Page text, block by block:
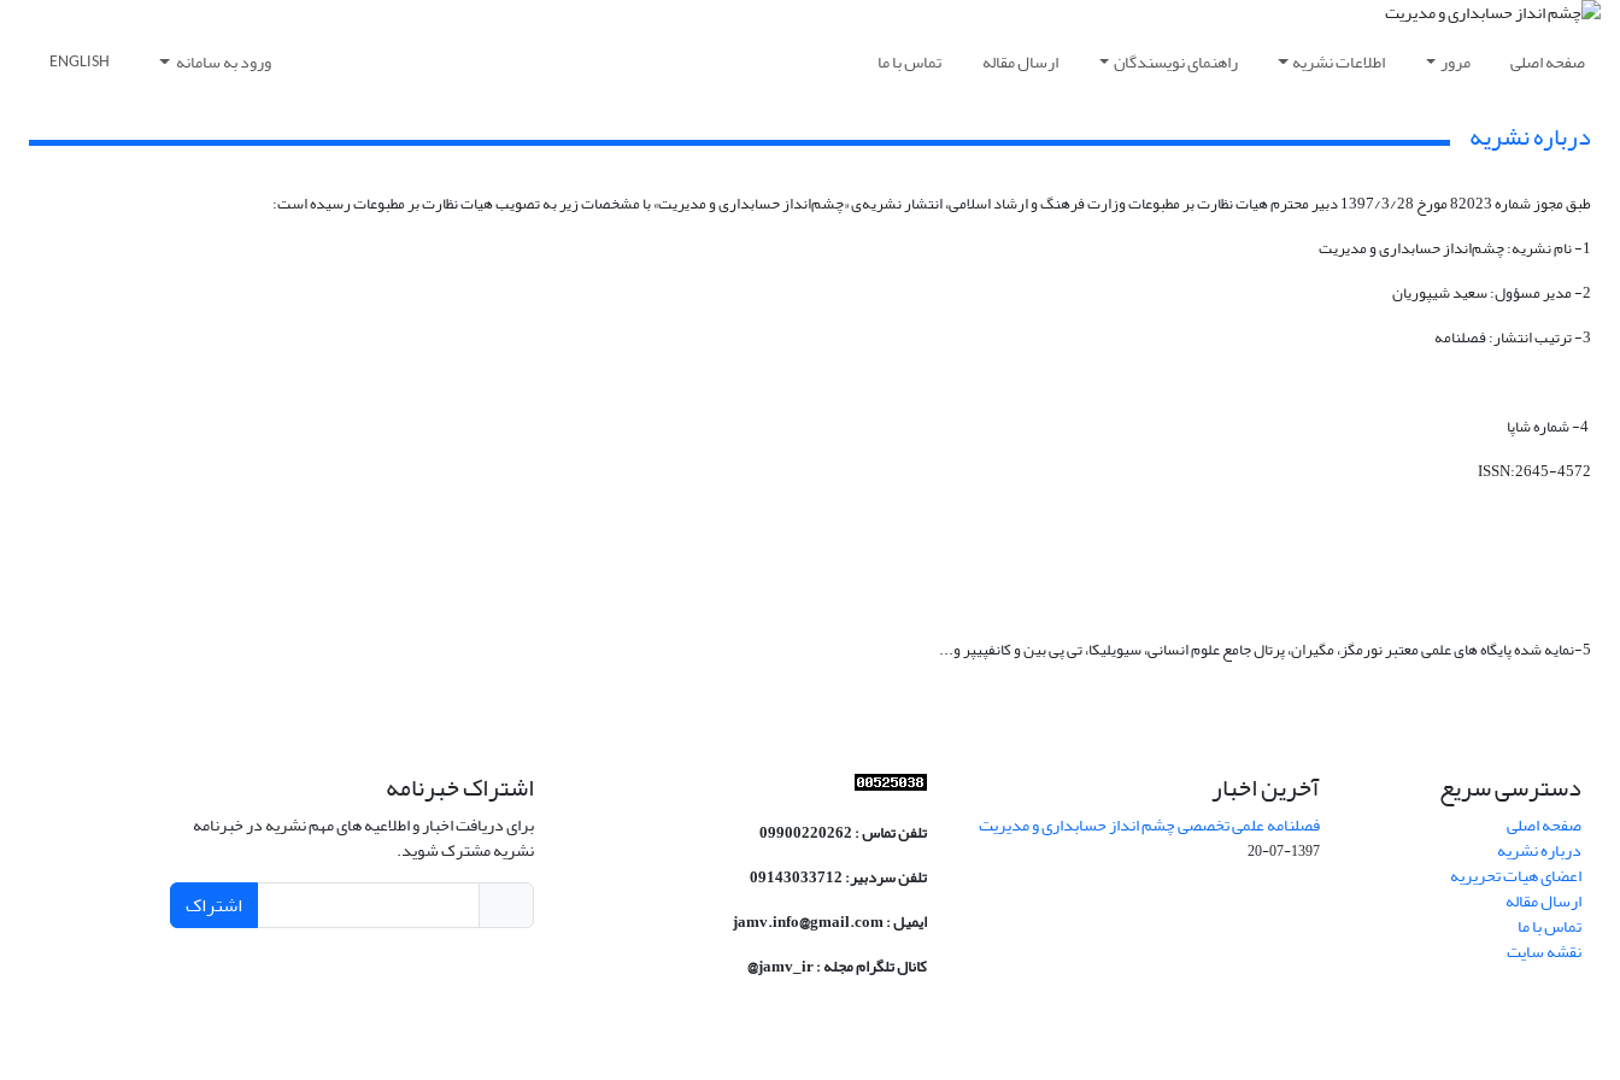
صفحه اصلی مرور اطلاعات نشریه راهنمای نویسندگان ارسال مقاله تماس با ما ورود به سامانه ENGLISH
درباره نشریه
طبق مجوز شماره 82023 مورخ 1397/3/28 دبیر محترم هیات نظارت بر مطبوعات وزارت فرهنگ و ارشاد اسلامی، انتشار نشریه‌ی «چشم‌انداز حسابداری و مدیریت» با مشخصات زیر به تصویب هیات نظارت بر مطبوعات رسیده است:
1- نام نشریه: چشم‌انداز حسابداری و مدیریت
2- مدیر مسؤول: سعید شیپوریان
3- ترتیب انتشار: فصلنامه
ISSN:2645-4572
5-نمایه شده پایگاه های علمی معتبر نورمگز، مگیران، پرتال جامع علوم انسانی، سیویلیکا، تی پی بین و کانفپیپر و...
دسترسی سریع
صفحه اصلی
درباره نشریه
اعضای هیات تحریریه
ارسال مقاله
تماس با ما
نقشه سایت
آخرین اخبار
فصلنامه علمی تخصصی چشم انداز حسابداری و مدیریت
1397-07-20
تلفن تماس : 09900220262
تلفن سردبیر: 09143033712
ایمیل : jamv.info@gmail.com
کانال تلگرام مجله : jamv_ir@
اشتراک خبرنامه
برای دریافت اخبار و اطلاعیه های مهم نشریه در خبرنامه
نشریه مشترک شوید.
اشتراک